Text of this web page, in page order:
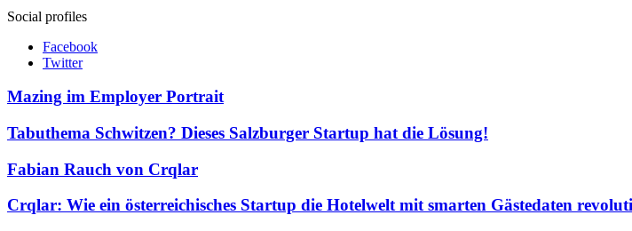
Social profiles
Facebook
Twitter
Mazing im Employer Portrait
Tabuthema Schwitzen? Dieses Salzburger Startup hat die Lösung!
Fabian Rauch von Crqlar
Crqlar: Wie ein österreichisches Startup die Hotelwelt mit smarten Gästedaten